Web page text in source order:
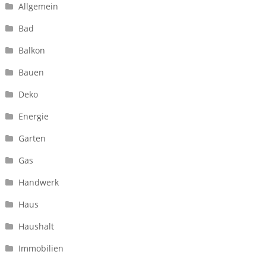
Allgemein
Bad
Balkon
Bauen
Deko
Energie
Garten
Gas
Handwerk
Haus
Haushalt
Immobilien